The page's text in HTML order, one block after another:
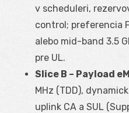
v scheduleri,
control; preferencia
alebo mid-band 3.5
pre UL.
Slice B – Payload
MHz (TDD),
uplink CA a SUL